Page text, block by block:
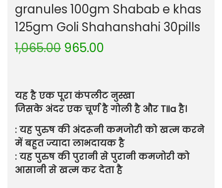
granules 100gm Shabab e khas
125gm Goli Shahanshahi 30pills
1,065.00 965.00
यह है एक पूरा कंपलीट नुस्खा
जिसके अंदर एक चूर्ण है गोली है और Tila है।
: यह पुरुष की अंदरूनी कमजोरी को खत्म करने
में बहुत ज्यादा लाभदायक है
: यह पुरुष की पुरानी से पुरानी कमजोरी को
आसानी से खत्म कर देता है